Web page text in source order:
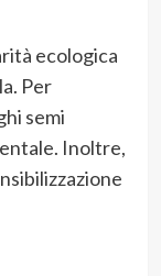
ecologica
Per
semi
Inoltre,